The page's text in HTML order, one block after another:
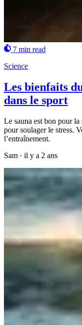
7 min read
Science
Les bienfaits
dans le sport
Le sauna est bon pour
pour soulager le stress.
l’entraînement.
Sam · il y a 2 ans